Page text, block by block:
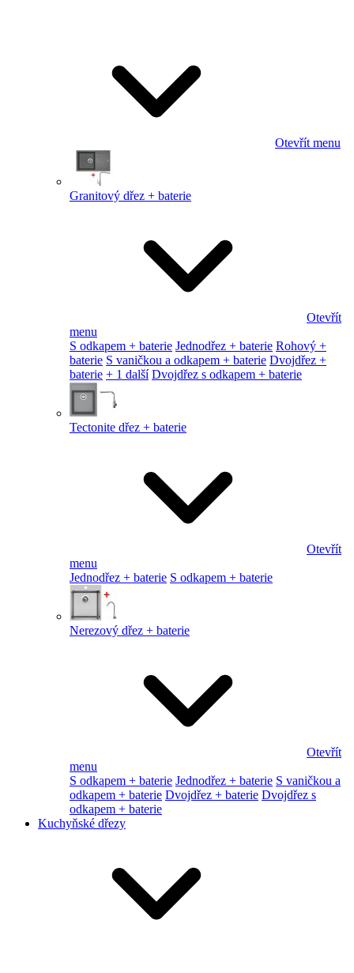
Otevřít menu
Granitový dřez + baterie
Otevřít
menu
S odkapem + baterie Jednodřez + baterie Rohový +
baterie S vaničkou a odkapem + baterie Dvojdřez +
baterie + 1 další Dvojdřez s odkapem + baterie
Tectonite dřez + baterie
Otevřít
menu
Jednodřez + baterie S odkapem + baterie
Nerezový dřez + baterie
Otevřít
menu
S odkapem + baterie Jednodřez + baterie S vaničkou a
odkapem + baterie Dvojdřez + baterie Dvojdřez s
odkapem + baterie
Kuchyňské dřezy